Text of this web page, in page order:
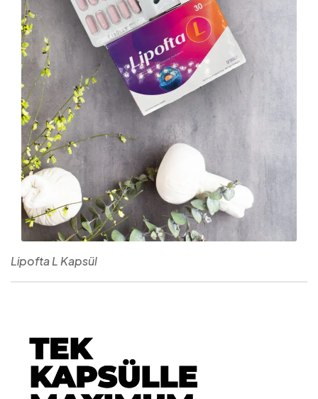
Lipofta L Kapsül